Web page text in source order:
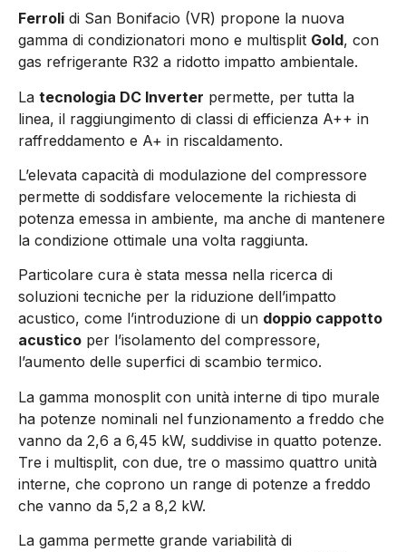
Ferroli di San Bonifacio (VR) propone la nuova
gamma di condizionatori mono e multisplit Gold, con
gas refrigerante R32 a ridotto impatto ambientale.
La tecnologia DC Inverter permette, per tutta la
linea, il raggiungimento di classi di efficienza A++ in
raffreddamento e A+ in riscaldamento.
L’elevata capacità di modulazione del compressore
permette di soddisfare velocemente la richiesta di
potenza emessa in ambiente, ma anche di mantenere
la condizione ottimale una volta raggiunta.
Particolare cura è stata messa nella ricerca di
soluzioni tecniche per la riduzione dell’impatto
acustico, come l’introduzione di un doppio cappotto
acustico per l’isolamento del compressore,
l’aumento delle superfici di scambio termico.
La gamma monosplit con unità interne di tipo murale
ha potenze nominali nel funzionamento a freddo che
vanno da 2,6 a 6,45 kW, suddivise in quatto potenze.
Tre i multisplit, con due, tre o massimo quattro unità
interne, che coprono un range di potenze a freddo
che vanno da 5,2 a 8,2 kW.
La gamma permette grande variabilità di